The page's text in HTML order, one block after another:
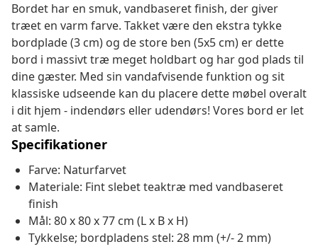
Bordet har en smuk, vandbaseret finish, der giver
træet en varm farve. Takket være den ekstra tykke
bordplade (3 cm) og de store ben (5x5 cm) er dette
bord i massivt træ meget holdbart og har god plads til
dine gæster. Med sin vandafvisende funktion og sit
klassiske udseende kan du placere dette møbel overalt
i dit hjem - indendørs eller udendørs! Vores bord er let
at samle.
Specifikationer
Farve: Naturfarvet
Materiale: Fint slebet teaktræ med vandbaseret
finish
Mål: 80 x 80 x 77 cm (L x B x H)
Tykkelse; bordpladens stel: 28 mm (+/- 2 mm)